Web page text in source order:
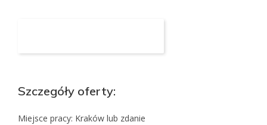
Szczegóły oferty:
Miejsce pracy: Kraków lub zdanie